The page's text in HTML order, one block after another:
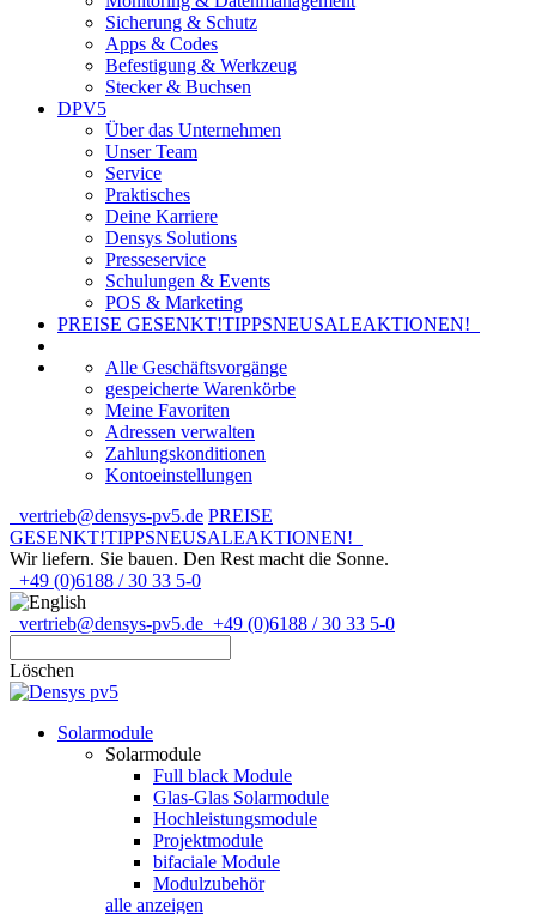
Sicherung & Schutz
Apps & Codes
Befestigung & Werkzeug
Stecker & Buchsen
DPV5
Über das Unternehmen
Unser Team
Service
Praktisches
Deine Karriere
Densys Solutions
Presseservice
Schulungen & Events
POS & Marketing
PREISE GESENKT!TIPPSNEUSALEAKTIONEN!
Alle Geschäftsvorgänge
gespeicherte Warenkörbe
Meine Favoriten
Adressen verwalten
Zahlungskonditionen
Kontoeinstellungen
vertrieb@densys-pv5.de PREISE
GESENKT!TIPPSNEUSALEAKTIONEN!
Wir liefern. Sie bauen. Den Rest macht die Sonne.
+49 (0)6188 / 30 33 5-0
vertrieb@densys-pv5.de +49 (0)6188 / 30 33 5-0
Löschen
Solarmodule
Solarmodule
Full black Module
Glas-Glas Solarmodule
Hochleistungsmodule
Projektmodule
bifaciale Module
Modulzubehör
alle anzeigen